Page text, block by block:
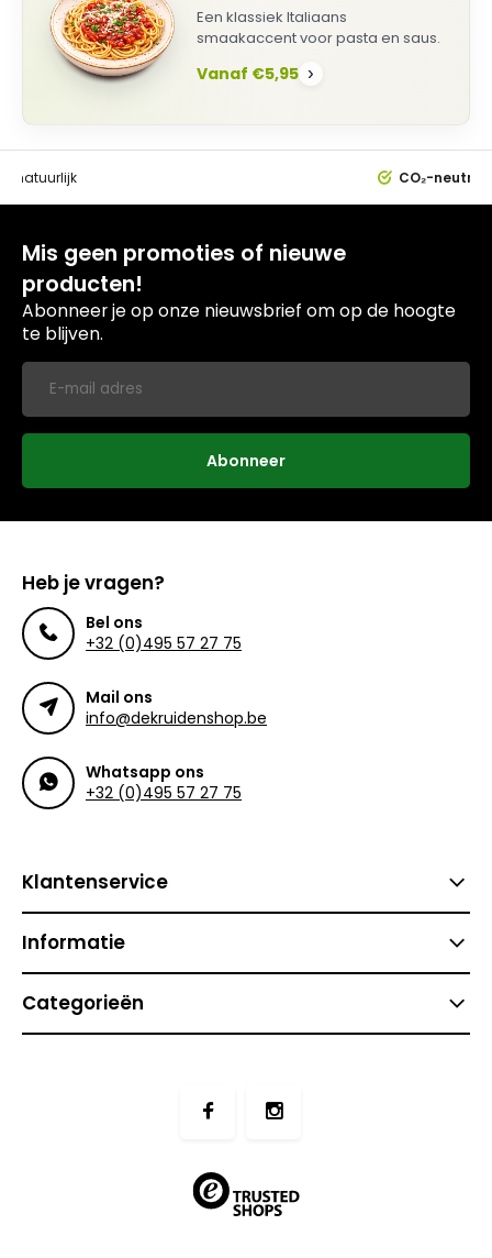
Een klassiek Italiaans
smaakaccent voor pasta en saus.
Vanaf €5,95 ›
natuurlijk CO₂-
Mis geen promoties of nieuwe
producten!
Abonneer je op onze nieuwsbrief om op de hoogte
te blijven.
Abonneer
Heb je vragen?
Bel ons
+32 (0)495 57 27 75
Mail ons
info@dekruidenshop.be
Whatsapp ons
+32 (0)495 57 27 75
Klantenservice
Informatie
Categorieën